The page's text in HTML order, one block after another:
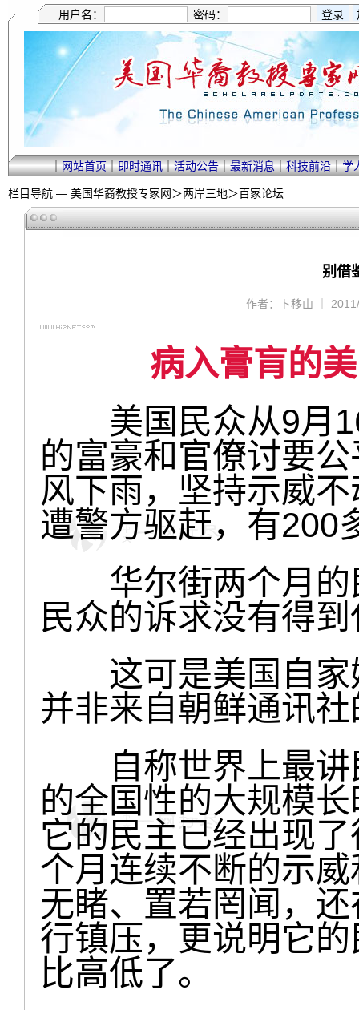
用户名： 密码：
｜网站首页｜即时通讯｜活动公告｜最新消息｜科技前沿｜学
栏目导航 — 美国华裔教授专家网＞两岸三地＞百家论坛
别借
作者：卜移山 ｜
病入膏肓的
美国民众从9月16
的富豪和官僚讨要
风下雨，坚持示威
遭警方驱赶，有200
华尔街两个月的
民众的诉求没有得
这可是美国自家
并非来自朝鲜通讯
自称世界上最讲
的全国性的大规模
它的民主已经出现
个月连续不断的示
无睹、置若罔闻，
行镇压，更说明它
比高低了。